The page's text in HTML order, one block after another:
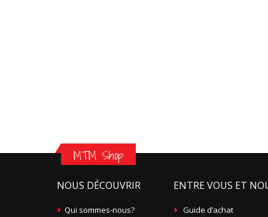
MTM Shop
NOUS DÉCOUVRIR
Qui sommes-nous?
ENTRE VOUS ET
Guide d’achat